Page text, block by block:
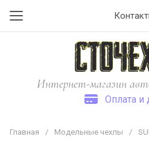
Интернет-магазин
Оплата и
Главная / Модельные чехлы /